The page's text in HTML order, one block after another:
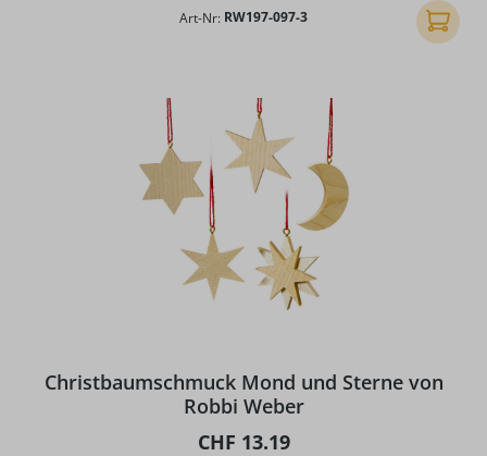
Art-Nr: RW197-097-3 In den
Christbaumschmuck Mond und Sterne von
Robbi Weber
Regulärer Preis:
CHF 13.19